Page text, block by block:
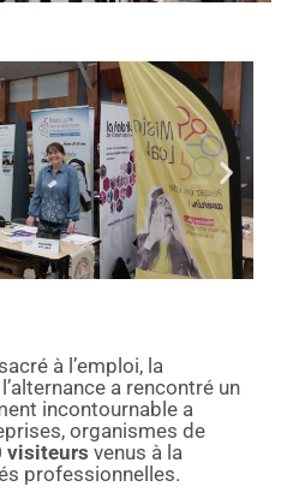
à l’emploi, la
a rencontré un
incontournable a
organismes de
visiteurs venus à la
professionnelles.